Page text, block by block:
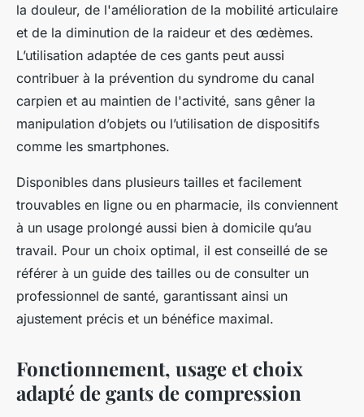
la douleur, de l'amélioration de la mobilité articulaire
et de la diminution de la raideur et des œdèmes.
L’utilisation adaptée de ces gants peut aussi
contribuer à la prévention du syndrome du canal
carpien et au maintien de l'activité, sans gêner la
manipulation d’objets ou l’utilisation de dispositifs
comme les smartphones.
Disponibles dans plusieurs tailles et facilement
trouvables en ligne ou en pharmacie, ils conviennent
à un usage prolongé aussi bien à domicile qu’au
travail. Pour un choix optimal, il est conseillé de se
référer à un guide des tailles ou de consulter un
professionnel de santé, garantissant ainsi un
ajustement précis et un bénéfice maximal.
Fonctionnement, usage et choix
adapté de gants de compression